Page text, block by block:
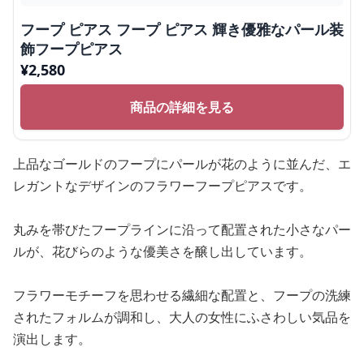
フープ ピアス フープ ピアス 輝き優雅なパール装
飾フープピアス
¥2,580
商品の詳細を見る
上品なゴールドのフープにパールが花のように並んだ、エ
レガントなデザインのフラワーフープピアスです。
丸みを帯びたフープラインに沿って配置された小さなパー
ルが、花びらのような優美さを醸し出しています。
フラワーモチーフを思わせる繊細な配置と、フープの洗練
されたフォルムが調和し、大人の女性にふさわしい気品を
演出します。